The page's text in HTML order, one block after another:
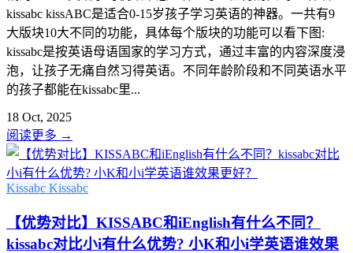
kissabc kissABC是适合0-15岁孩子学习英语的神器。一共有9
大版块10大不同的功能，具体每个版块的功能可以看下图:
kissabc是按英语母语国家的学习方式，通过丰富的内容深度浸
泡，让孩子无痛自然习得英语。不同年龄阶段和不同英语水平
的孩子都能在kissabc里...
18 Oct, 2025
阅读更多 →
Kissabc Kissabc
【优势对比】KISSABC和iEnglish有什么不同？
kissabc对比小i有什么优势? 小K和小i学英语谁效果